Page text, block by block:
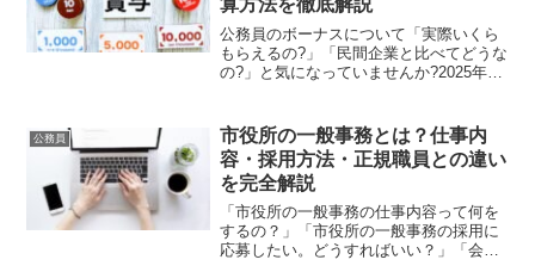
算方法を徹底解説
公務員のボーナスについて「実際いくら
もらえるの?」「民間企業と比べてどうな
の?」と気になっていませんか?2025年の
スは平均約70万円、年間では140万円超
という水...
公務員
市役所の一般事務とは？仕事内
容・採用方法・正規職員との違い
を完全解説
「市役所の一般事務の仕事内容って何を
するの？」「市役所の一般事務の採用に
応募したい。どうすればいい？」「会計